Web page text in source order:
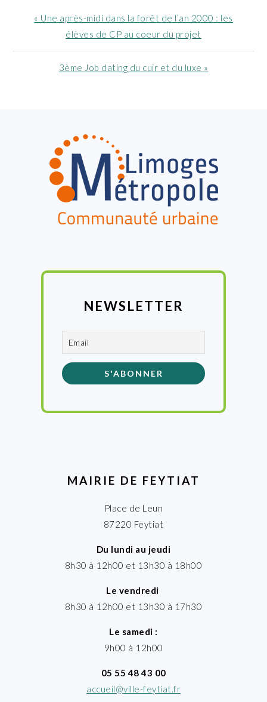
Article
précédent
:
« Une après-midi dans la forêt de l’an 2000 : les
élèves de CP au coeur du projet
Article
3ème Job dating du cuir et du luxe »
NEWSLETTER
MAIRIE DE FEYTIAT
Place de Leun
87220 Feytiat
Du lundi au jeudi
8h30 à 12h00 et 13h30 à 18h00
Le vendredi
8h30 à 12h00 et 13h30 à 17h30
Le samedi :
9h00 à 12h00
05 55 48 43 00
accueil@ville-feytiat.fr